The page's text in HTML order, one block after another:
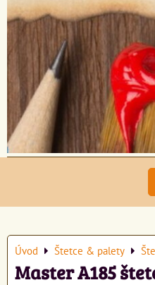
Úvod Štetce & palety
Master A185